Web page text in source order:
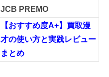
JCB PREMO
【おすすめ度A+】買取漫
才の使い方と実践レビュー
まとめ